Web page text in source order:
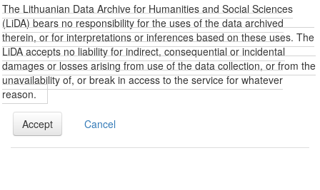
The Lithuanian Data Archive for Humanities and Social Sciences
(LiDA) bears no responsibility for the uses of the data archived
therein, or for interpretations or inferences based on these uses. The
LiDA accepts no liability for indirect, consequential or incidental
damages or losses arising from use of the data collection, or from the
unavailability of, or break in access to the service for whatever
reason.
Accept Cancel